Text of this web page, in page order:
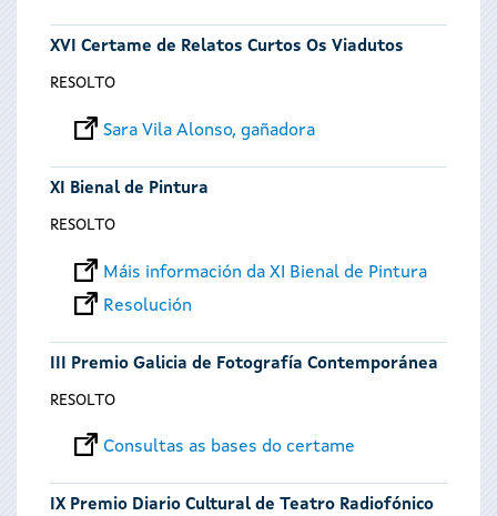
XVI Certame de Relatos Curtos Os Viadutos
RESOLTO
Sara Vila Alonso, gañadora
XI Bienal de Pintura
RESOLTO
Máis información da XI Bienal de Pintura
Resolución
III Premio Galicia de Fotografía Contemporánea
RESOLTO
Consultas as bases do certame
IX Premio Diario Cultural de Teatro Radiofónico